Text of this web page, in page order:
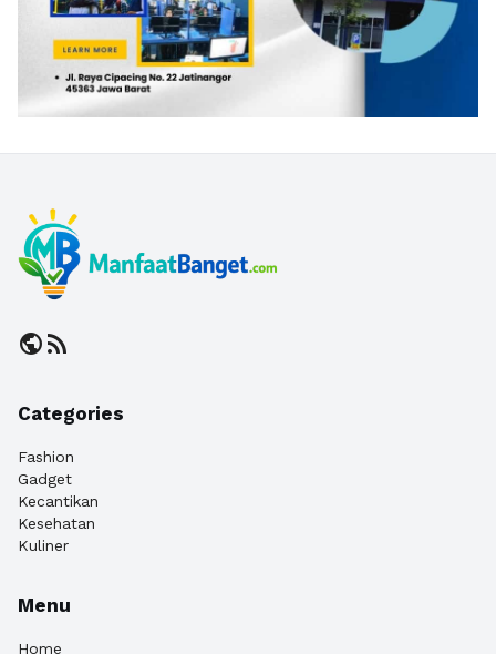
publicrss_feed
Categories
Fashion
Gadget
Kecantikan
Kesehatan
Kuliner
Menu
Home